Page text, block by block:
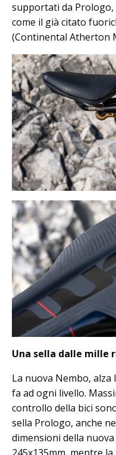
supportati da Prologo,
come il già citato
(Continental Atherton
Una sella dalle mille
La nuova Nembo, alza
fa ad ogni livello.
controllo della bici
sella Prologo, anche
dimensioni della